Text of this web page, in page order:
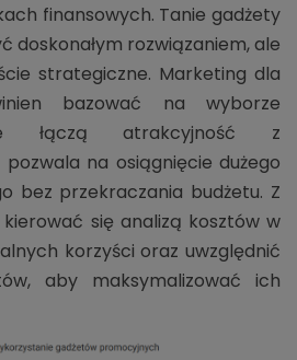
finansowych. Tanie gadżety
doskonałym rozwiązaniem, ale
strategiczne. Marketing dla
bazować na wyborze
łączą atrakcyjność z
na osiągnięcie dużego
bez przekraczania budżetu. Z
się analizą kosztów w
korzyści oraz uwzględnić
aby maksymalizować ich